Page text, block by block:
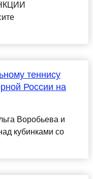
теннису
России на
Воробьева и
кубинками со